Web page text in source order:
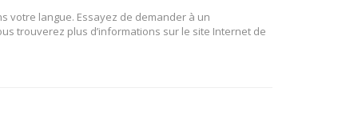
votre langue. Essayez de demander à un
trouverez plus d’informations sur le site Internet de